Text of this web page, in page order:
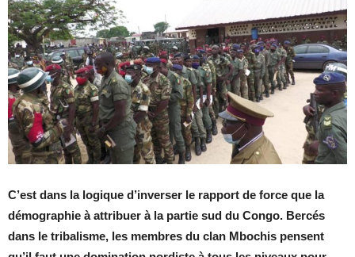
C’est dans la logique d’inverser le rapport de force que la
démographie à attribuer à la partie sud du Congo. Bercés
dans le tribalisme, les membres du clan Mbochis pensent